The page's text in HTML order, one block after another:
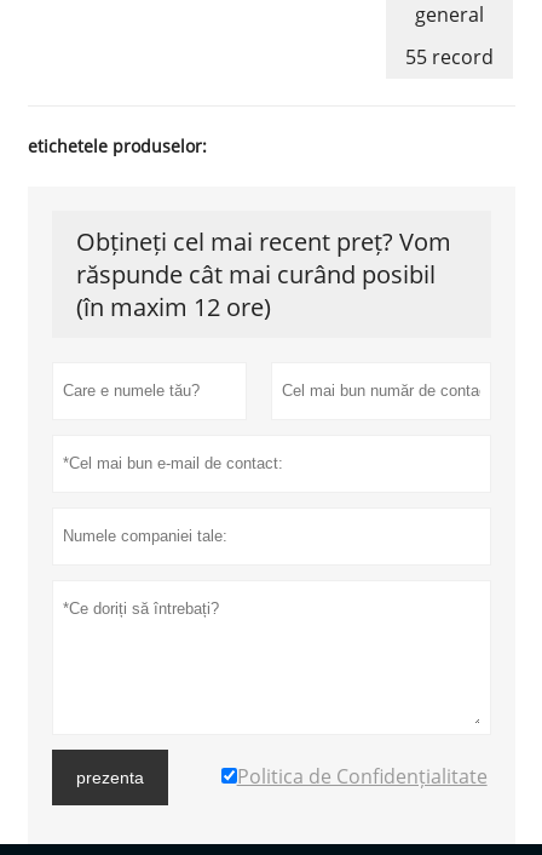
general
55 record
etichetele produselor:
Obțineți cel mai recent preț? Vom
răspunde cât mai curând posibil
(în maxim 12 ore)
prezenta Politica de Confidențialitate